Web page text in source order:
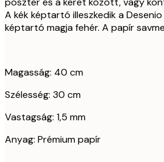
A kék képtartó illeszkedik a
képtartó magja fehér. A papír
Magasság: 40 cm
Szélesség: 30 cm
Vastagság: 1,5 mm
Anyag: Prémium papír